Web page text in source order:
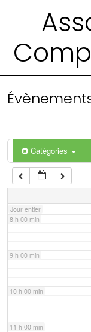
Catégories
Jour entier
4 h 00 min
6 h 00 min
7 h 00 min
8 h 00 min
9 h 00 min
10 h 00 min
11 h 00 min